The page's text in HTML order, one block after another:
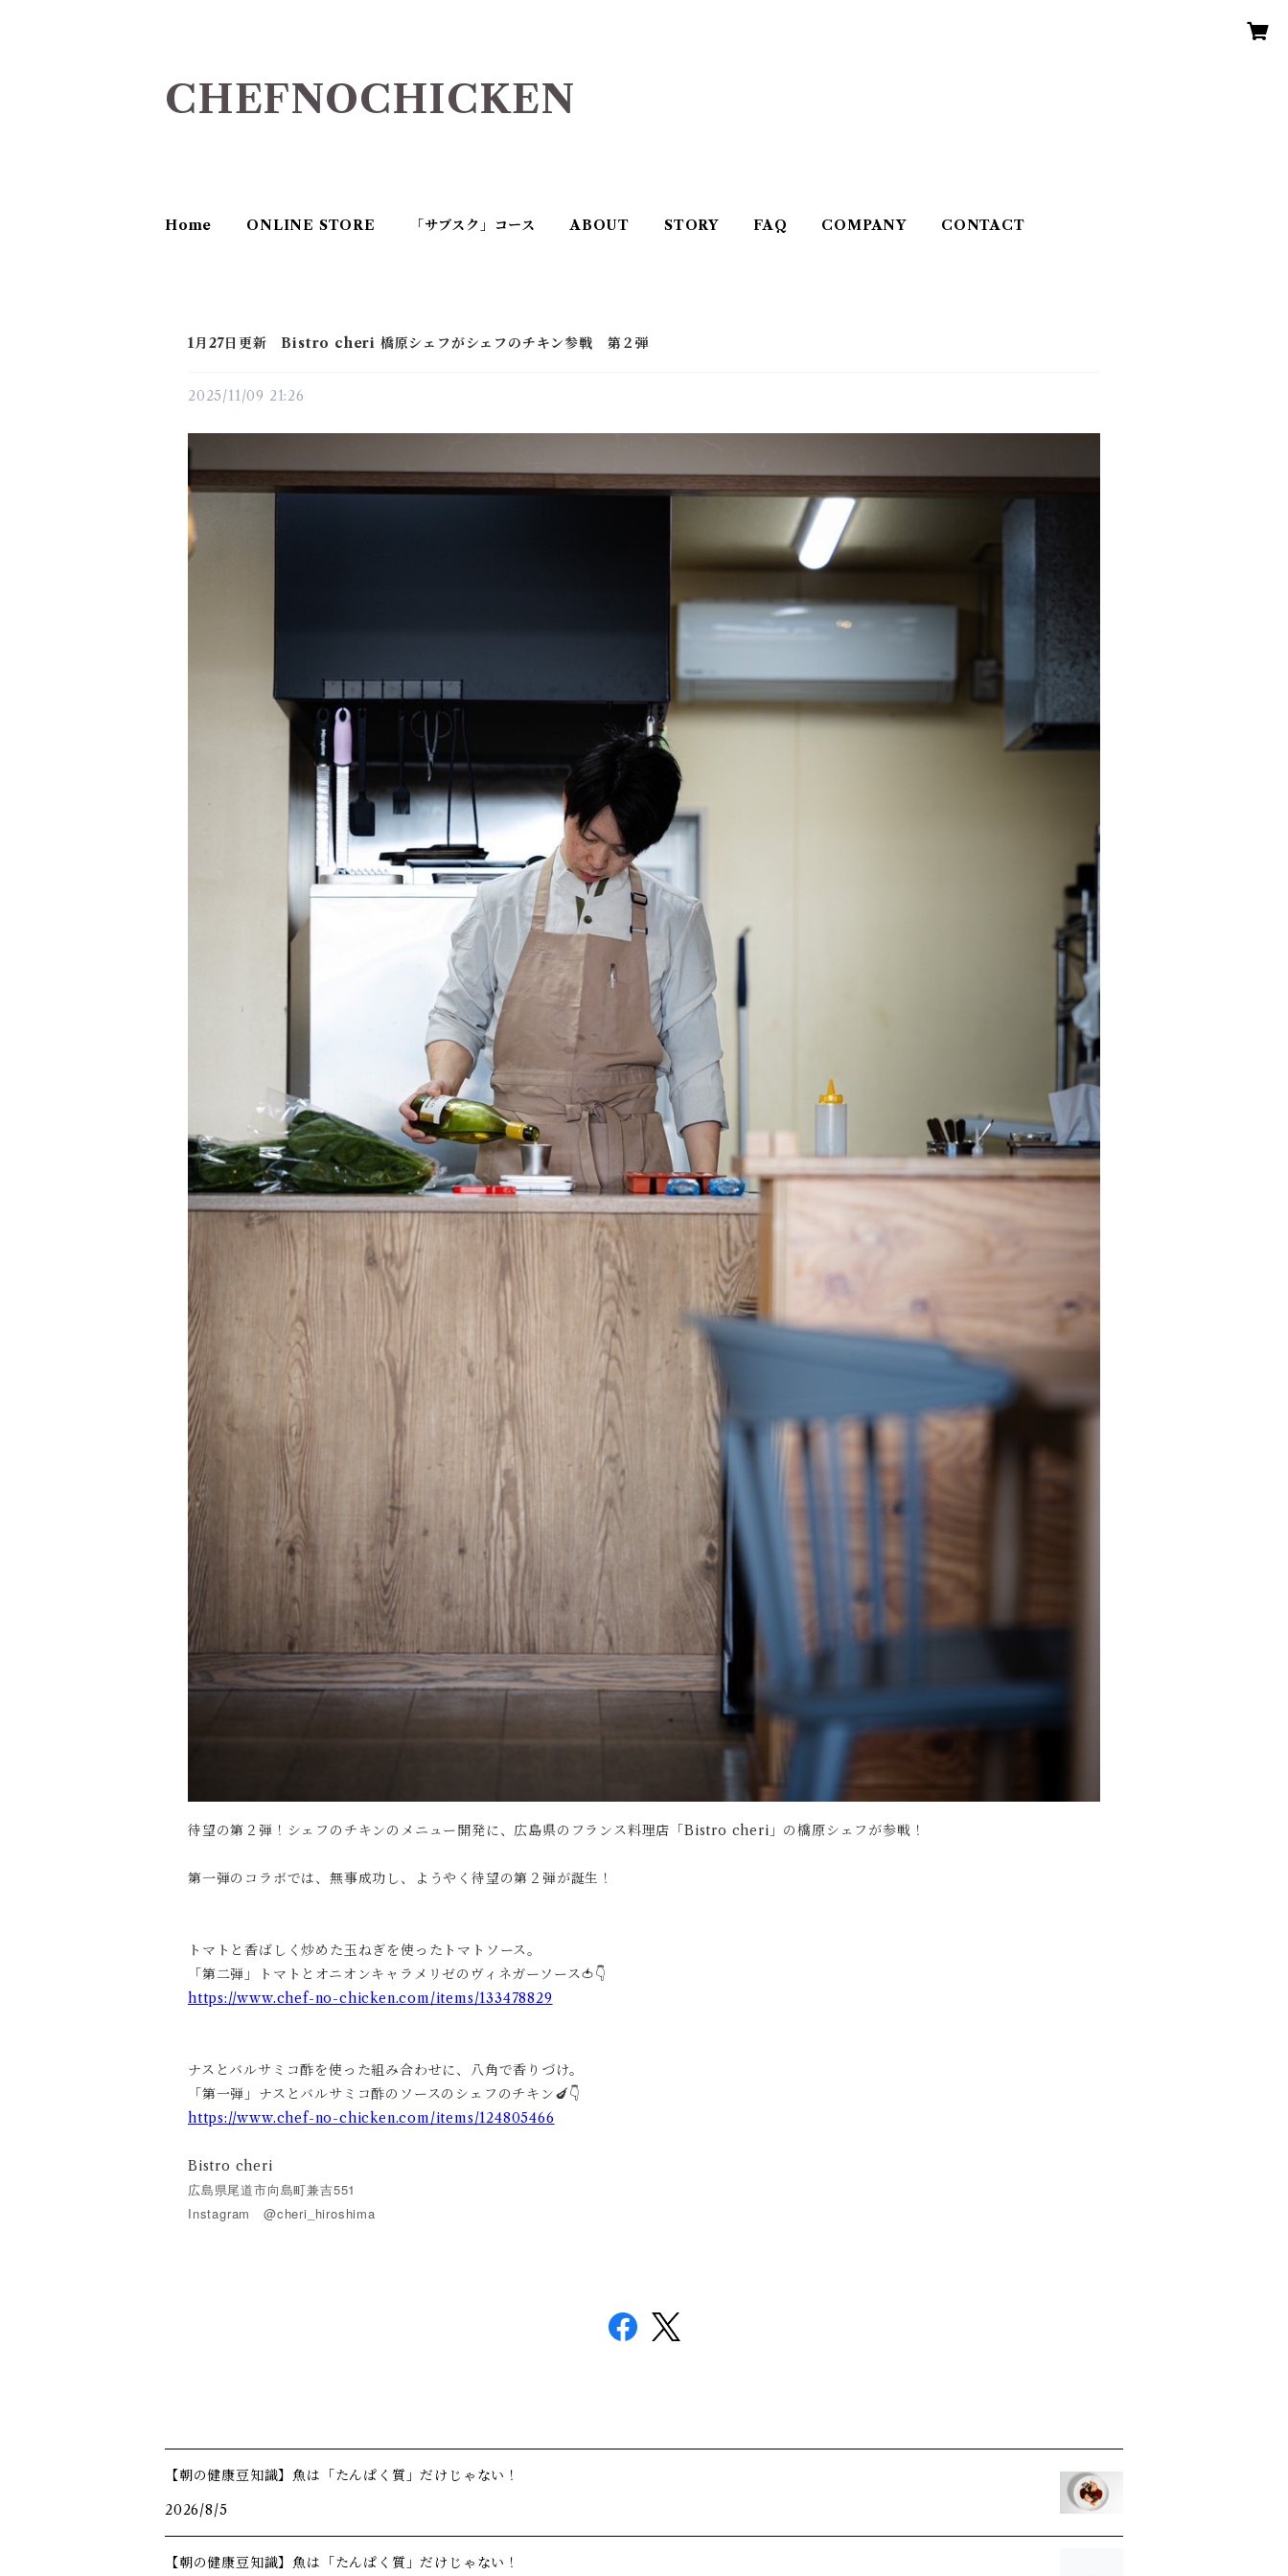
CHEFNOCHICKEN
Home ONLINE STORE 「サブスク」コース ABOUT STORY FAQ COMPANY CONTACT
1月27日更新 Bistro cheri 橋原シェフがシェフのチキン参戦 第２弾
2025/11/09 21:26
待望の第２弾！シェフのチキンのメニュー開発に、広島県のフランス料理店「Bistro cheri」の橋原シェフが参戦！
第一弾のコラボでは、無事成功し、ようやく待望の第２弾が誕生！
トマトと香ばしく炒めた玉ねぎを使ったトマトソース。
「第二弾」トマトとオニオンキャラメリゼのヴィネガーソース🍅👇
https://www.chef-no-chicken.com/items/133478829
ナスとバルサミコ酢を使った組み合わせに、八角で香りづけ。
「第一弾」ナスとバルサミコ酢のソースのシェフのチキン🍆👇
https://www.chef-no-chicken.com/items/124805466
Bistro cheri
広島県尾道市向島町兼吉551
Instagram @cheri_hiroshima
【朝の健康豆知識】魚は「たんぱく質」だけじゃない！
2026/8/5
【朝の健康豆知識】魚は「たんぱく質」だけじゃない！